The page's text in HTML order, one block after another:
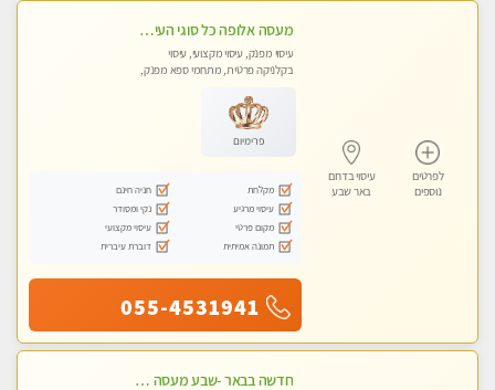
לפרטים
נוספים
עיסוי בדרום
באר שבע
מעסה אלופה כל סוגי העיסויים מעסה מקצועית ואיכותית פרטי!!
עיסוי מפנק, עיסוי מקצועי, עיסוי
בקלניקה פרטית, מתחמי ספא מפנק,
פרימיום
מקלחת
חניה חינם
עיסוי מרגיע
נקי ומסודר
מקום פרטי
עיסוי מקצועי
תמונה אמיתית
דוברת עיברית
055-4531941
חדשה בבאר -שבע מעסה איכותית מקצועית ומפנקת